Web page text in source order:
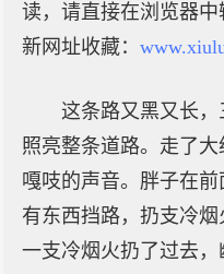
读，请直接在浏览器
新网址收藏：
这条路又黑又长
照亮整条道路。走了
嘎吱的声音。胖子在
有东西挡路，扔支冷
一支冷烟火扔了过去